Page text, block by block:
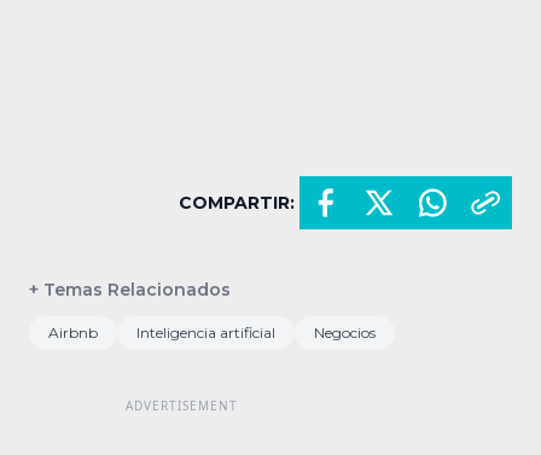
COMPARTIR:
+ Temas Relacionados
Airbnb Inteligencia artificial Negocios